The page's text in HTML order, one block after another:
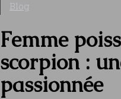
Blog
Femme
scorpion :
passionnée